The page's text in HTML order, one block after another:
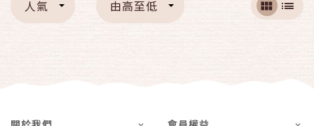
人氣 由高至低